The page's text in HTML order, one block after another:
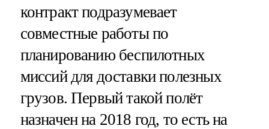
контракт подразумевает
совместные работы по
планированию беспилотных
миссий для доставки полезных
грузов. Первый такой полёт
назначен на 2018 год, то есть на